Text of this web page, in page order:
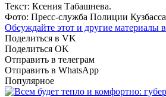
Текст: Ксения Табашнева.
Фото: Пресс-служба Полиции Кузбасса
Обсуждайте этот и другие материалы в
Поделиться в VK
Поделиться OK
Отправить в телеграм
Отправить в WhatsApp
Популярное